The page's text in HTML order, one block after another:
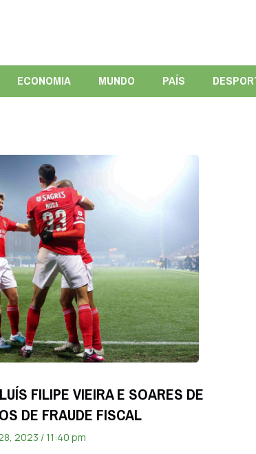
ECONOMIA MUNDO PAÍS
FILIPE VIEIRA E SOARES DE
DE FRAUDE FISCAL
2023 11:40 pm